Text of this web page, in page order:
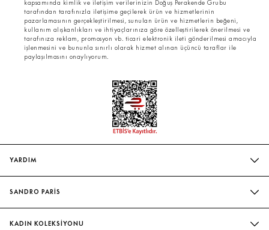
kapsamında kimlik ve iletişim verilerinizin Doğuş Perakende Grubu
tarafından tarafınızla iletişime geçilerek ürün ve hizmetlerinin
pazarlamasının gerçekleştirilmesi, sunulan ürün ve hizmetlerin beğeni,
kullanım alışkanlıkları ve ihtiyaçlarınıza göre özelleştirilerek önerilmesi ve
tarafınıza reklam, promosyon vb. ticari elektronik ileti gönderilmesi amacıyla
işlenmesini ve bununla sınırlı olarak hizmet alınan üçüncü taraflar ile
paylaşılmasını onaylıyorum.
YARDIM
SANDRO PARİS
KADIN KOLEKSİYONU